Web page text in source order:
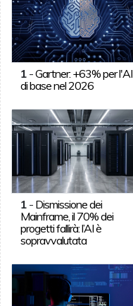
1-Gartner: +63% per l'AI
di base nel 2026
1- Dismissione dei
Mainframe, il 70% dei
progetti fallirà: l’AI è
sopravvalutata